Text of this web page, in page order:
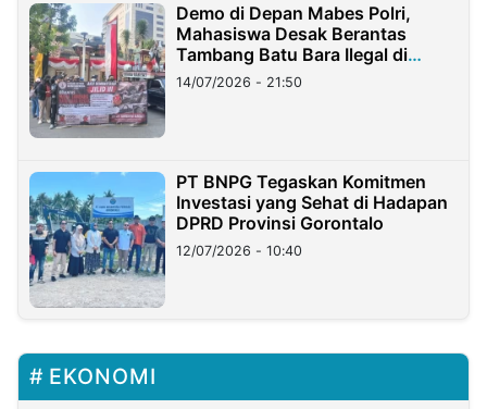
Demo di Depan Mabes Polri,
Mahasiswa Desak Berantas
Tambang Batu Bara Ilegal di
Lampung
14/07/2026 - 21:50
PT BNPG Tegaskan Komitmen
Investasi yang Sehat di Hadapan
DPRD Provinsi Gorontalo
12/07/2026 - 10:40
EKONOMI